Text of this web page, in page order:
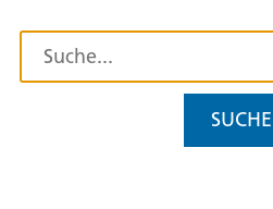
SUCHE